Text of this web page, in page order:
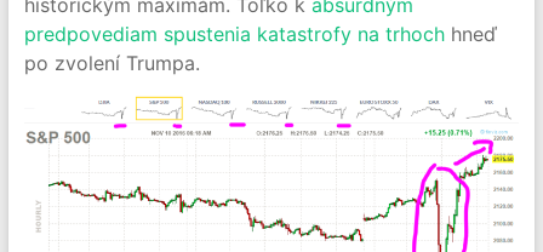
historickým maximám. Toľko k absurdným
predpovediam spustenia katastrofy na trhochhneď
po zvolení Trumpa.